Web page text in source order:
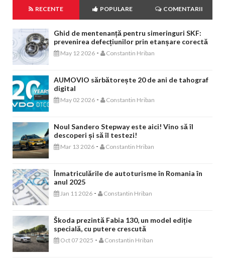
RECENTE POPULARE COMENTARII
Ghid de mentenanță pentru simeringuri SKF:
prevenirea defecțiunilor prin etanșare corectă
May 12 2026 - Constantin Hriban
AUMOVIO sărbătorește 20 de ani de tahograf
digital
May 02 2026 - Constantin Hriban
Noul Sandero Stepway este aici! Vino să îl
descoperi și să îl testezi!
Mar 13 2026 - Constantin Hriban
Înmatriculările de autoturisme în Romania în
anul 2025
Jan 11 2026 - Constantin Hriban
Škoda prezintă Fabia 130, un model ediție
specială, cu putere crescută
Oct 07 2025 - Constantin Hriban